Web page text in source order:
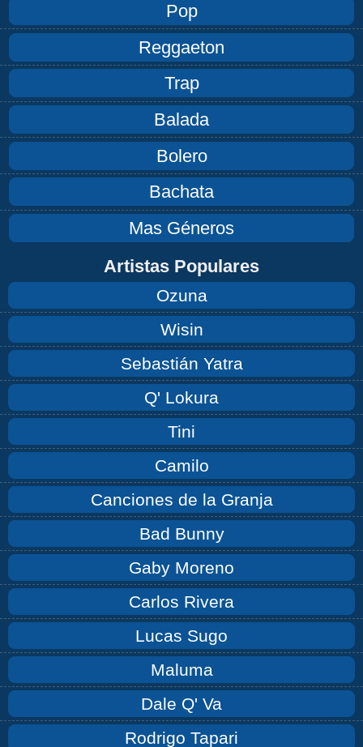
Pop
Reggaeton
Trap
Balada
Bolero
Bachata
Mas Géneros
Artistas Populares
Ozuna
Wisin
Sebastián Yatra
Q' Lokura
Tini
Camilo
Canciones de la Granja
Bad Bunny
Gaby Moreno
Carlos Rivera
Lucas Sugo
Maluma
Dale Q' Va
Rodrigo Tapari